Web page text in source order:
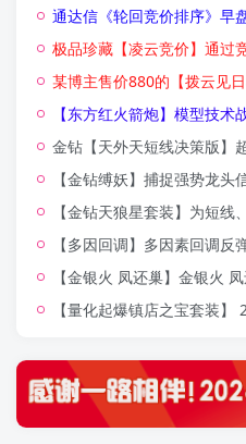
通达信《轮回竞价排序》早盘竞价、全
极品珍藏【凌云竞价】通过竞价阶段的量能和资金
某博主售价880的【拨云见日模型】波段低吸战法
【东方红火箭炮】模型技术战法指标 短线
金钻【天外天短线决策版】超短抓牛利器，套利绝技、内行股民必备！专门为喜欢做超短线和
【金钻缚妖】捕捉强势龙头信号介入 寻求强势个股的
【金钻天狼星套装】为短线、中线交易策略工具 多维度分析股
【多因回调】多因素回调反弹，信号少，无未来函数
【金银火 凤还巢】金银火 凤还巢强涨停追涨买入法通达信
【量化起爆镇店之宝套装】 2026通达信炒股指标公式起爆量化模